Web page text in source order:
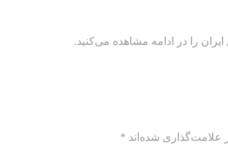
را در ادامه مشاهده می‌کنید.
علامت‌گذاری شده‌اند *